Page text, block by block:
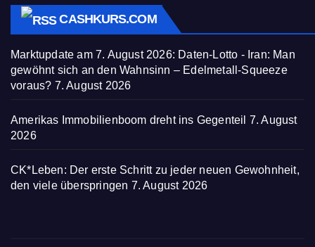
CASHKURS.COM
Marktupdate am 7. August 2026: Daten-Lotto - Iran: Man
gewöhnt sich an den Wahnsinn – Edelmetall-Squeeze
voraus? 7. August 2026
Amerikas Immobilienboom dreht ins Gegenteil 7. August
2026
CK*Leben: Der erste Schritt zu jeder neuen Gewohnheit,
den viele überspringen 7. August 2026